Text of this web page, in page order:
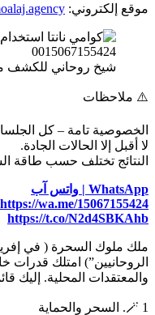
موقع إلكتروني:
شيخ روحاني للكشف
⚠️ ملاحظات
الخصوصية تامة – كل
لا أقبل إلا الحالات الجادة.
النتائج تختلف حسب طاقة
WhatsApp | واتس آب
https://wa.me/15067155424
https://t.co/N2d4SBKAhb
ملك ملوك السحرة ( في
الروحانيين”) امتلك قدرات
والمعتقدات المحلية. إليك
🪄 1. السحر والحماية